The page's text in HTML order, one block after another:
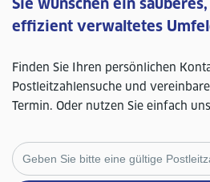
effizient verwaltetes
Finden Sie Ihren persönlichen
Postleitzahlensuche und
Termin. Oder nutzen Sie einfach